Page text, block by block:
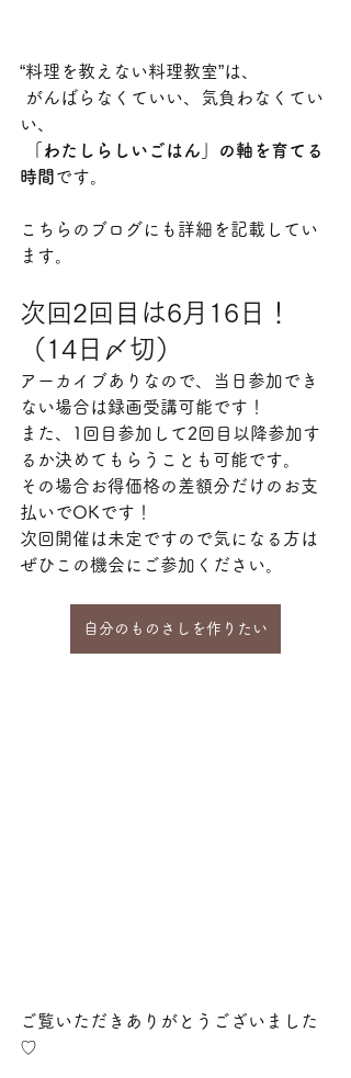
“料理を教えない料理教室”は、
い、
「わたしらしいごはん」の軸を育てる
時間です。
こちらのブログにも詳細を記載してい
ます。
次回2回目は6月16日！
（14日〆切）
アーカイブありなので、当日参加でき
ない場合は録画受講可能です！
また、1回目参加して2回目以降参加す
るか決めてもらうことも可能です。
その場合お得価格の差額分だけのお支
払いでOKです！
次回開催は未定ですので気になる方は
ぜひこの機会にご参加ください。
自分のものさしを作りたい
ご覧いただきありがとうございました
♡